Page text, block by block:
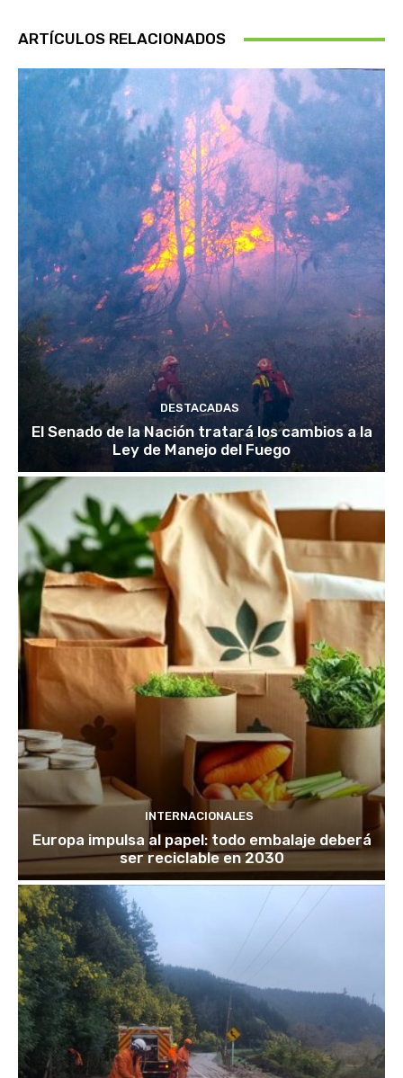
ARTÍCULOS RELACIONADOS
DESTACADAS
El Senado de la Nación tratará los cambios a la
Ley de Manejo del Fuego
INTERNACIONALES
Europa impulsa al papel: todo embalaje deberá
ser reciclable en 2030